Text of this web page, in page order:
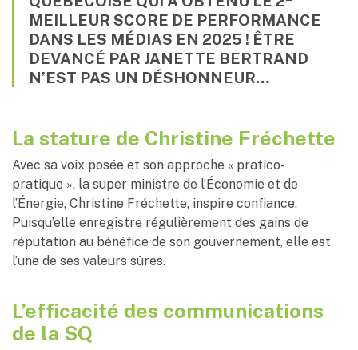
MEILLEUR SCORE DE PERFORMANCE
DANS LES MÉDIAS EN 2025 ! ÊTRE
DEVANCÉ PAR JANETTE BERTRAND
N’EST PAS UN DÉSHONNEUR…
La stature de Christine Fréchette
Avec sa voix posée et son approche « pratico-
pratique », la super ministre de l’Économie et de
l’Énergie, Christine Fréchette, inspire confiance.
Puisqu’elle enregistre régulièrement des gains de
réputation au bénéfice de son gouvernement, elle est
l’une de ses valeurs sûres.
L’efficacité des communications
de la SQ